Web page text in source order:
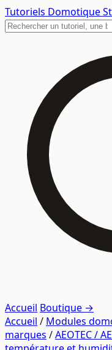
Tutoriels Domotique
Accueil Boutique →
Accueil / Modules
marques /AEOTEC /